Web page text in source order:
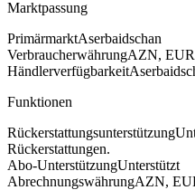
Marktpassung
PrimärmarktAserbaidschan
VerbraucherwährungAZN,
Händlerverfügbarkeit
Funktionen
Rückerstattungsunterstützung
Rückerstattungen.
Abo-UnterstützungUnterstützt
AbrechnungswährungAZN,